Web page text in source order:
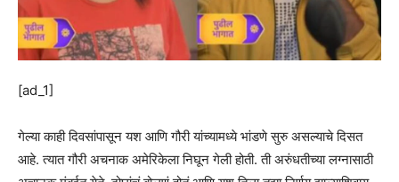
[ad_1]
गेल्या काही दिवसांपासून यश आणि गौरी यांच्यामध्ये भांडणे सुरु असल्याचे दिसत
आहे. त्यात गौरी अचनाक अमेरिकेला निघून गेली होती. ती अरुंधतीच्या लग्नासाठी